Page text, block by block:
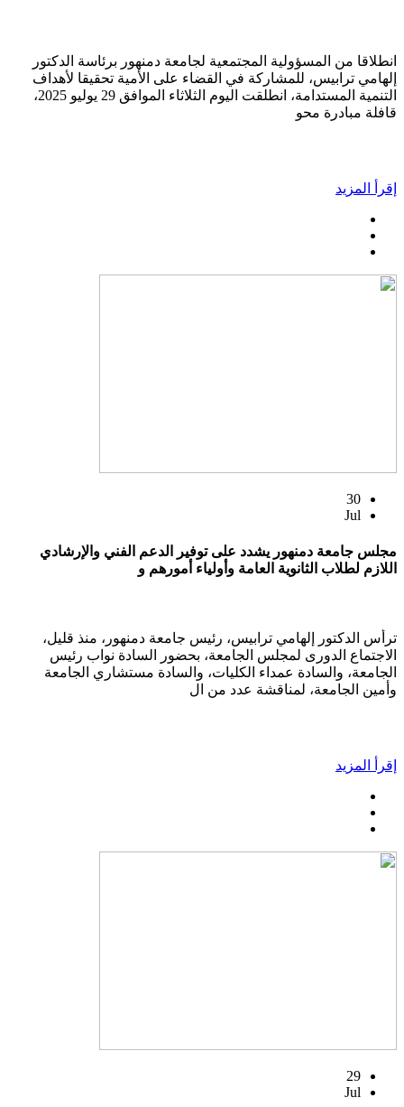
انطلاقا من المسؤولية المجتمعية لجامعة دمنهور برئاسة الدكتور
إلهامي ترابيس، للمشاركة في القضاء على الأمية تحقيقا لأهداف
التنمية المستدامة، انطلقت اليوم الثلاثاء الموافق 29 يوليو 2025،
قافلة مبادرة محو
إقرأ المزيد
30
Jul
مجلس جامعة دمنهور يشدد على توفير الدعم الفني والإرشادي
اللازم لطلاب الثانوية العامة وأولياء أمورهم و
ترأس الدكتور إلهامي ترابيس، رئيس جامعة دمنهور، منذ قليل،
الاجتماع الدورى لمجلس الجامعة، بحضور السادة نواب رئيس
الجامعة، والسادة عمداء الكليات، والسادة مستشاري الجامعة
وأمين الجامعة، لمناقشة عدد من ال
إقرأ المزيد
29
Jul